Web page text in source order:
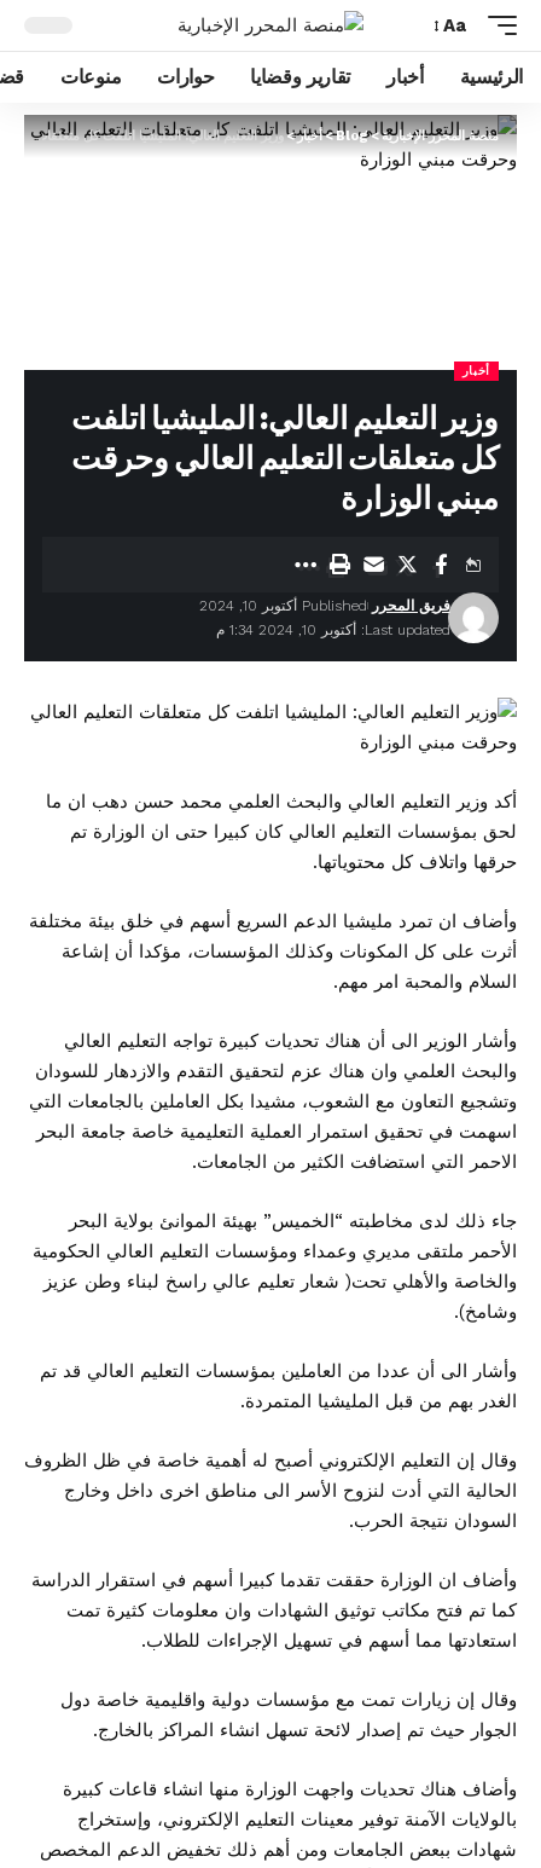
Aa
الرئيسية أخبار تقارير وقضايا حوارات منوعات
منصة المحرر الإخبارية>
Blog
>أخبار>وزير التعليم العالي: المليشيا اتلفت كل متعلقات
أخبار
وزير التعليم العالي: المليشيا اتلفت
كل متعلقات التعليم العالي وحرقت
مبني الوزارة
Last updated: أكتوبر 10, 2024 1:34 م
فريق المحرر Published أكتوبر 10, 2024
أكد وزير التعليم العالي والبحث العلمي محمد حسن دهب ان ما
لحق بمؤسسات التعليم العالي كان كبيرا حتى ان الوزارة تم
حرقها واتلاف كل محتوياتها.
وأضاف ان تمرد مليشيا الدعم السريع أسهم في خلق بيئة مختلفة
أثرت على كل المكونات وكذلك المؤسسات، مؤكدا أن إشاعة
السلام والمحبة امر مهم.
وأشار الوزير الى أن هناك تحديات كبيرة تواجه التعليم العالي
والبحث العلمي وان هناك عزم لتحقيق التقدم والازدهار للسودان
وتشجيع التعاون مع الشعوب، مشيدا بكل العاملين بالجامعات التي
اسهمت في تحقيق استمرار العملية التعليمية خاصة جامعة البحر
الاحمر التي استضافت الكثير من الجامعات.
جاء ذلك لدى مخاطبته “الخميس” بهيئة الموانئ بولاية البحر
الأحمر ملتقى مديري وعمداء ومؤسسات التعليم العالي الحكومية
والخاصة والأهلي تحت( شعار تعليم عالي راسخ لبناء وطن عزيز
وشامخ).
وأشار الى أن عددا من العاملين بمؤسسات التعليم العالي قد تم
الغدر بهم من قبل المليشيا المتمردة.
وقال إن التعليم الإلكتروني أصبح له أهمية خاصة في ظل الظروف
الحالية التي أدت لنزوح الأسر الى مناطق اخرى داخل وخارج
السودان نتيجة الحرب.
وأضاف ان الوزارة حققت تقدما كبيرا أسهم في استقرار الدراسة
كما تم فتح مكاتب توثيق الشهادات وان معلومات كثيرة تمت
استعادتها مما أسهم في تسهيل الإجراءات للطلاب.
وقال إن زيارات تمت مع مؤسسات دولية واقليمية خاصة دول
الجوار حيث تم إصدار لائحة تسهل انشاء المراكز بالخارج.
وأضاف هناك تحديات واجهت الوزارة منها انشاء قاعات كبيرة
بالولايات الآمنة توفير معينات التعليم الإلكتروني، وإستخراج
شهادات ببعض الجامعات ومن أهم ذلك تخفيض الدعم المخصص